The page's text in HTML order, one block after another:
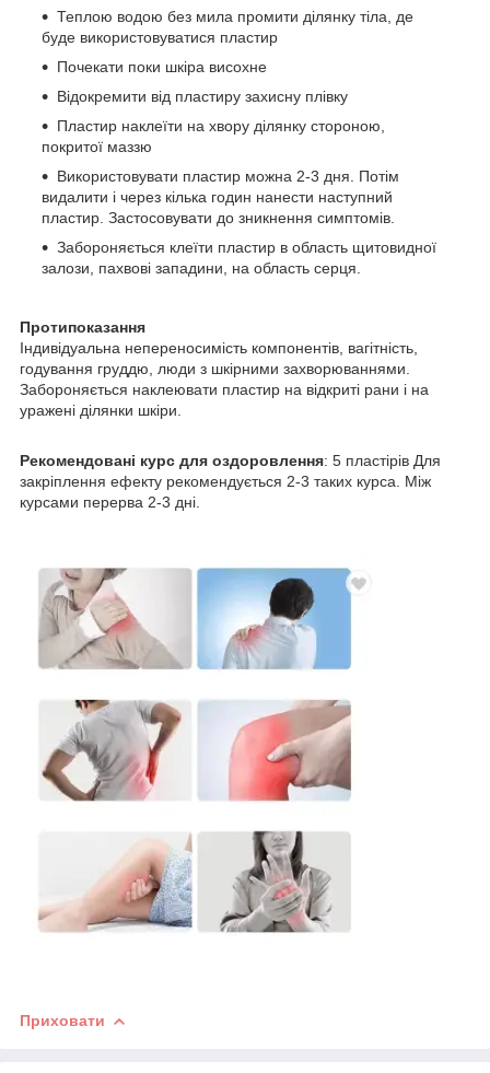
Теплою водою без мила промити ділянку тіла, де
буде використовуватися пластир
Почекати поки шкіра висохне
Відокремити від пластиру захисну плівку
Пластир наклеїти на хвору ділянку стороною,
покритої маззю
Використовувати пластир можна 2-3 дня. Потім
видалити і через кілька годин нанести наступний
пластир. Застосовувати до зникнення симптомів.
Забороняється клеїти пластир в область щитовидної
залози, пахвові западини, на область серця.
Протипоказання
Індивідуальна непереносимість компонентів, вагітність,
годування груддю, люди з шкірними захворюваннями.
Забороняється наклеювати пластир на відкриті рани і на
уражені ділянки шкіри.
Рекомендовані курс для оздоровлення: 5 пластірів Для
закріплення ефекту рекомендується 2-3 таких курса. Між
курсами перерва 2-3 дні.
Приховати